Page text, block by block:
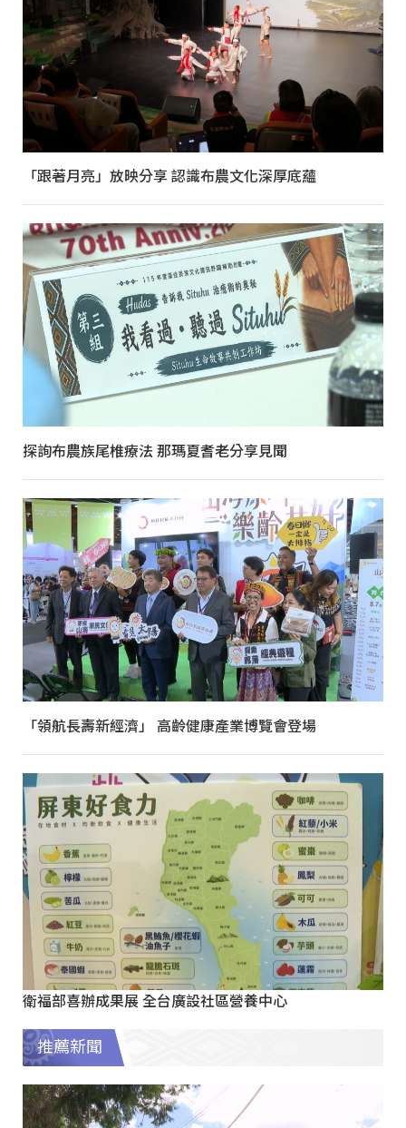
「跟著月亮」放映分享 認識布農文化深厚底蘊
探詢布農族尾椎療法 那瑪夏耆老分享見聞
「領航長壽新經濟」 高齡健康產業博覽會登場
衛福部喜辦成果展 全台廣設社區營養中心
推薦新聞